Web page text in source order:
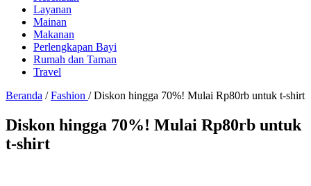
Layanan
Mainan
Makanan
Perlengkapan Bayi
Rumah dan Taman
Travel
Beranda / Fashion / Diskon hingga 70%! Mulai Rp80rb untuk t-shirt
Diskon hingga 70%! Mulai Rp80rb untuk
t-shirt